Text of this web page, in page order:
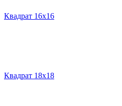
Квадрат 16х16
Квадрат 18х18